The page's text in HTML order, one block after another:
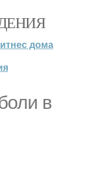
дома
в